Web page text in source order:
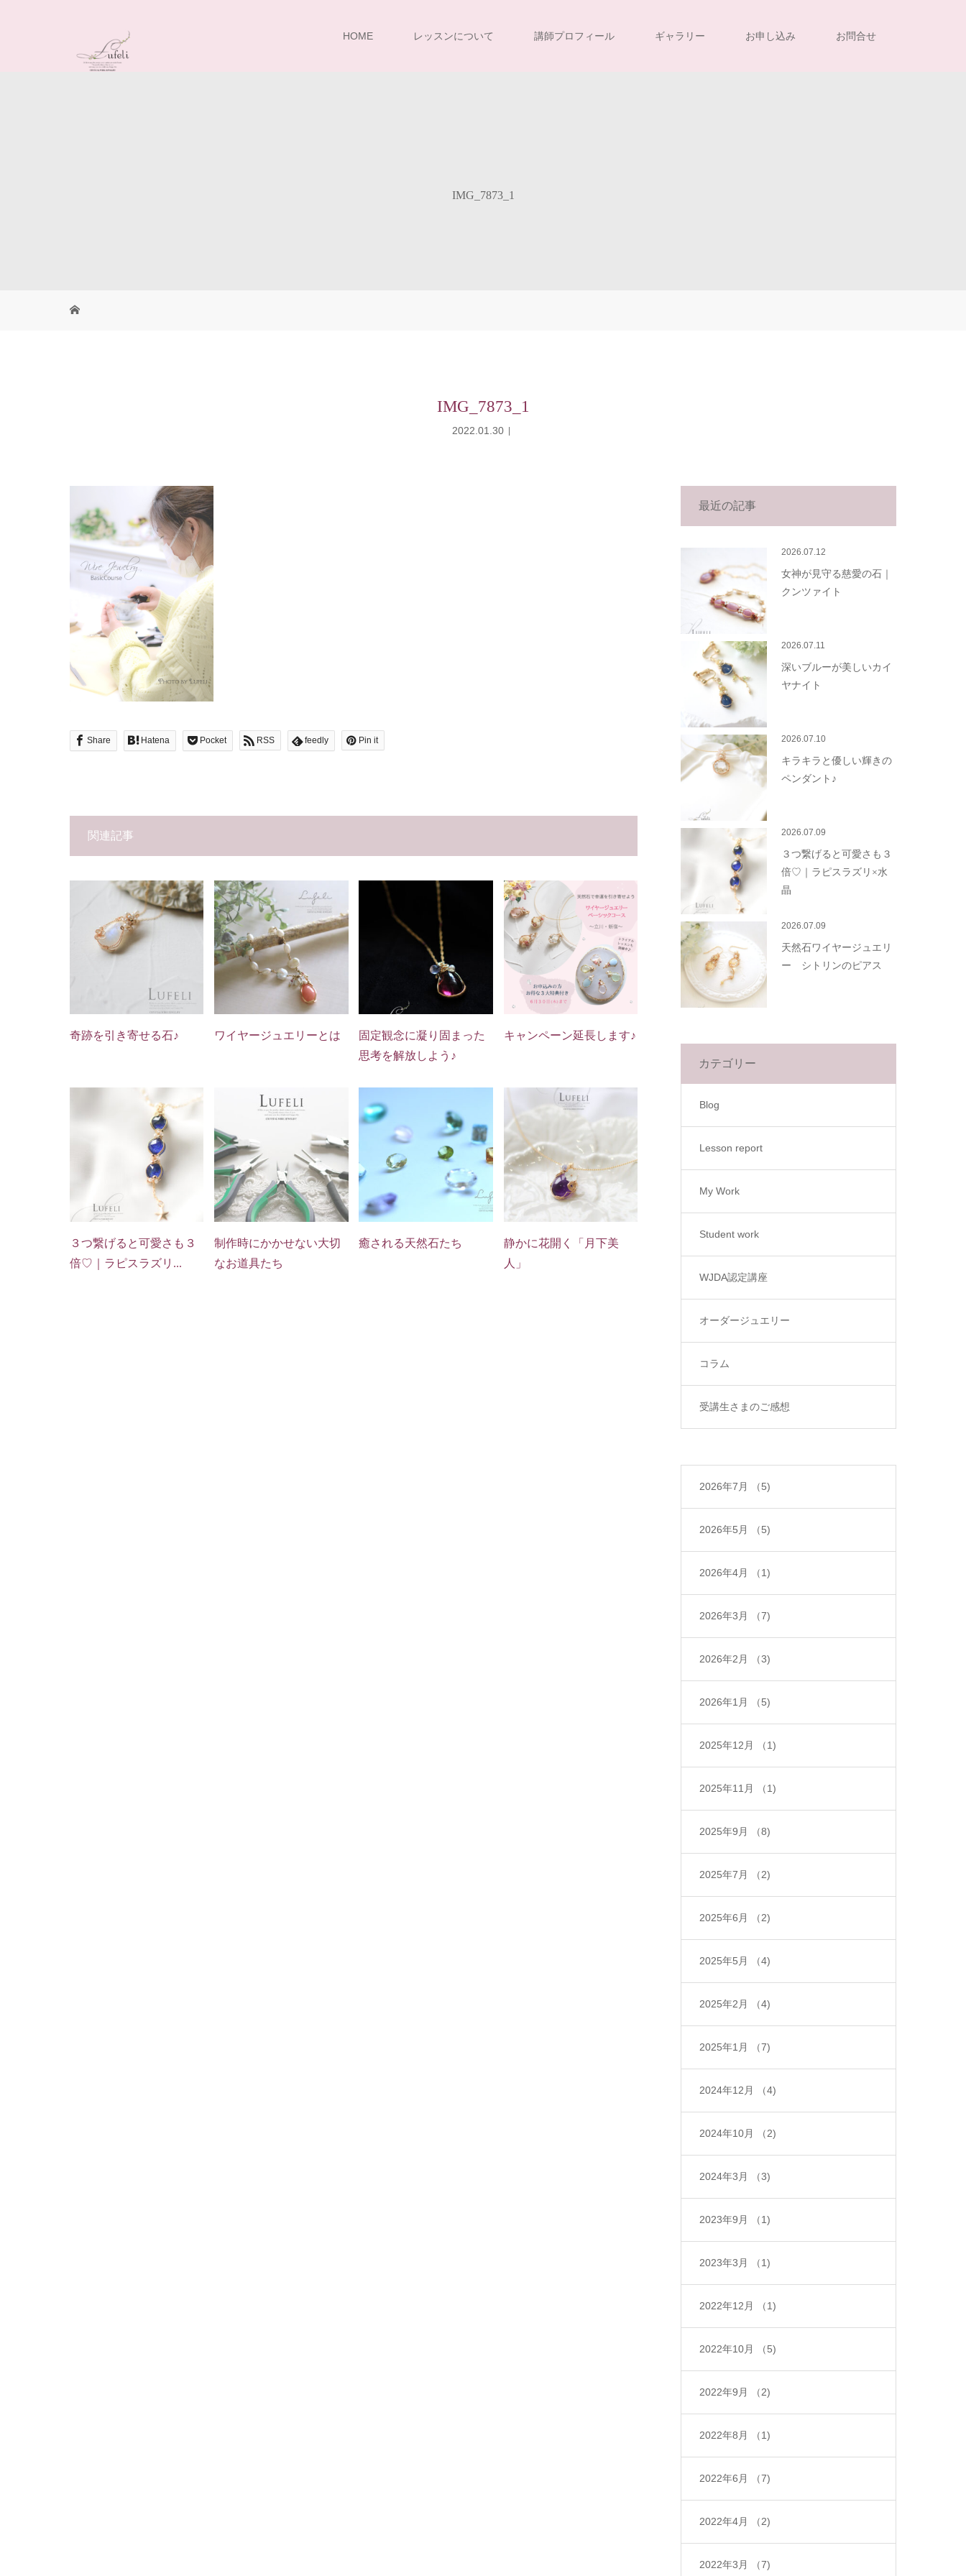
HOME レッスンについて 講師プロフィール ギャラリー お申し込み お問合せ
IMG_7873_1
IMG_7873_1
2022.01.30
Share Hatena Pocket RSS feedly Pin it
関連記事
奇跡を引き寄せる石♪ ワイヤージュエリーとは
固定観念に凝り固まった
思考を解放しよう♪
キャンペーン延長します♪
３つ繋げると可愛さも３
倍♡｜ラピスラズリ...
制作時にかかせない大切
なお道具たち
癒される天然石たち
静かに花開く「月下美
人」
最近の記事
2026.07.12
女神が見守る慈愛の石｜
クンツァイト
2026.07.11
深いブルーが美しいカイ
ヤナイト
2026.07.10
キラキラと優しい輝きの
ペンダント♪
2026.07.09
３つ繋げると可愛さも３
倍♡｜ラピスラズリ×水
晶
2026.07.09
天然石ワイヤージュエリ
ー シトリンのピアス
カテゴリー
Blog
Lesson report
My Work
Student work
WJDA認定講座
オーダージュエリー
コラム
受講生さまのご感想
2026年7月 （5)
2026年5月 （5)
2026年4月 （1)
2026年3月 （7)
2026年2月 （3)
2026年1月 （5)
2025年12月 （1)
2025年11月 （1)
2025年9月 （8)
2025年7月 （2)
2025年6月 （2)
2025年5月 （4)
2025年2月 （4)
2025年1月 （7)
2024年12月 （4)
2024年10月 （2)
2024年3月 （3)
2023年9月 （1)
2023年3月 （1)
2022年12月 （1)
2022年10月 （5)
2022年9月 （2)
2022年8月 （1)
2022年6月 （7)
2022年4月 （2)
2022年3月 （7)